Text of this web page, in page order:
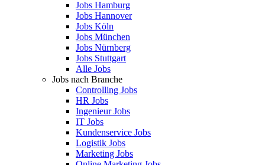
Jobs Hamburg
Jobs Hannover
Jobs Köln
Jobs München
Jobs Nürnberg
Jobs Stuttgart
Alle Jobs
Jobs nach Branche
Controlling Jobs
HR Jobs
Ingenieur Jobs
IT Jobs
Kundenservice Jobs
Logistik Jobs
Marketing Jobs